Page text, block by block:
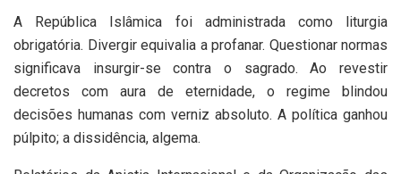
A República Islâmica foi administrada como liturgia
obrigatória. Divergir equivalia a profanar. Questionar normas
significava insurgir-se contra o sagrado. Ao revestir
decretos com aura de eternidade, o regime blindou
decisões humanas com verniz absoluto. A política ganhou
púlpito; a dissidência, algema.